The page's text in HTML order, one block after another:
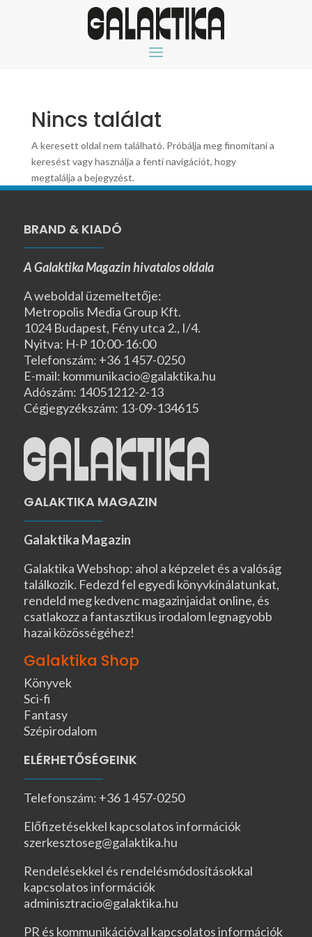
Nincs találat
A keresett oldal nem található. Próbálja meg finomítani a
keresést vagy használja a fenti navigációt, hogy
megtalálja a bejegyzést.
BRAND & KIADÓ
A Galaktika Magazin hivatalos oldala
A weboldal üzemeltetője:
Metropolis Media Group Kft.
1024 Budapest, Fény utca 2., I/4.
Nyitva: H-P 10:00-16:00
Telefonszám: +36 1 457-0250
E-mail: kommunikacio@galaktika.hu
Adószám: 14051212-2-13
Cégjegyzékszám: 13-09-134615
GALAKTIKA MAGAZIN
Galaktika Magazin
Galaktika Webshop: ahol a képzelet és a valóság
találkozik. Fedezd fel egyedi könyvkínálatunkat,
rendeld meg kedvenc magazinjaidat online, és
csatlakozz a fantasztikus irodalom legnagyobb
hazai közösségéhez!
Galaktika Shop
Könyvek
Sci-fi
Fantasy
Szépirodalom
ELÉRHETŐSÉGEINK
Telefonszám: +36 1 457-0250
Előfizetésekkel kapcsolatos információk
szerkesztoseg@galaktika.hu
Rendelésekkel és rendelésmódosításokkal
kapcsolatos információk
adminisztracio@galaktika.hu
PR és kommunikációval kapcsolatos információk